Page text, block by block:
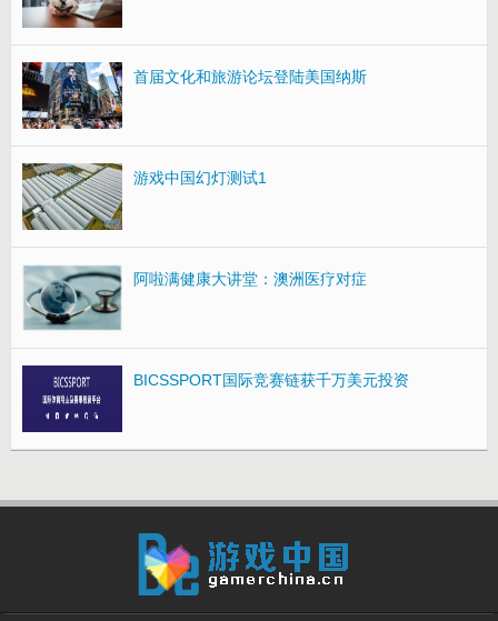
首届文化和旅游论坛登陆美国纳斯
游戏中国幻灯测试1
阿啦满健康大讲堂：澳洲医疗对症
BICSSPORT国际竞赛链获千万美元投资